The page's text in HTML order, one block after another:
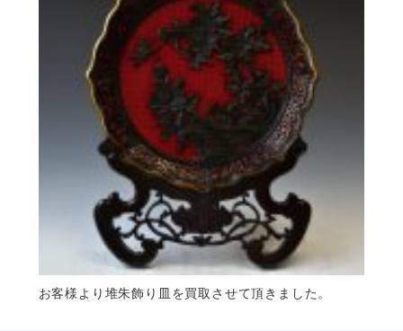
お客様より堆朱飾り皿を買取させて頂きました。